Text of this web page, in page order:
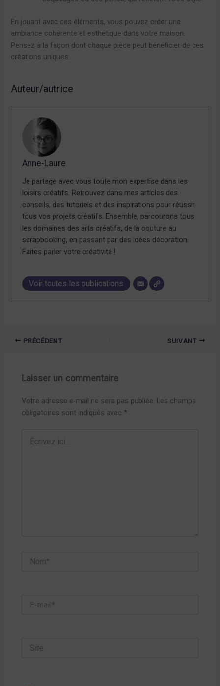
En jouant avec ces éléments, vous pouvez créer une
ambiance cohérente et esthétique dans votre maison.
Pensez à la façon dont chaque pièce peut bénéficier de ces
créations uniques.
Auteur/autrice
Anne-Laure
Je partage avec vous toute mon expertise dans les
loisirs créatifs. Retrouvez dans mes articles des
conseils, des tutoriels et des inspirations pour réussir
tous vos projets créatifs. Ensemble, parcourons tous
les domaines des arts créatifs, de la couture au
scrapbooking, en passant par des idées décoration.
Faites parler votre créativité !
Voir toutes les publications
PRÉCÉDENT SUIVANT
Laisser un commentaire
Votre adresse e-mail ne sera pas publiée. Les champs
obligatoires sont indiqués avec *
ici…
mail*